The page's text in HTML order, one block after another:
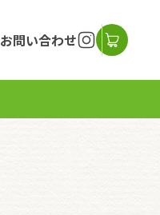
お問い合わせ